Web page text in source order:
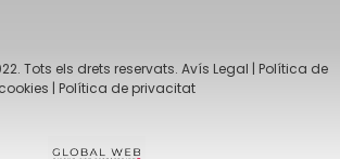
Tots els drets reservats. Avís Legal | Política de
cookies | Política de privacitat